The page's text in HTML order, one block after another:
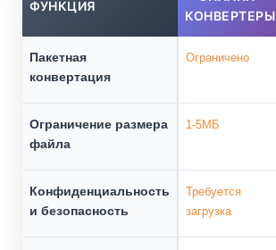
ФУНКЦИЯ
КОНВЕРТЕРЫ
Пакетная
конвертация
Ограничено
Ограничение размера
файла
1-5МБ
Конфиденциальность
и безопасность
Требуется
загрузка